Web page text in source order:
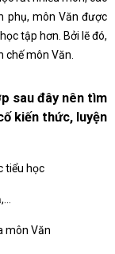
phụ, môn Văn được
tập hơn. Bởi lẽ đó,
chế môn Văn.
sau đây nên tìm
kiến thức, luyện
tiểu học
môn Văn